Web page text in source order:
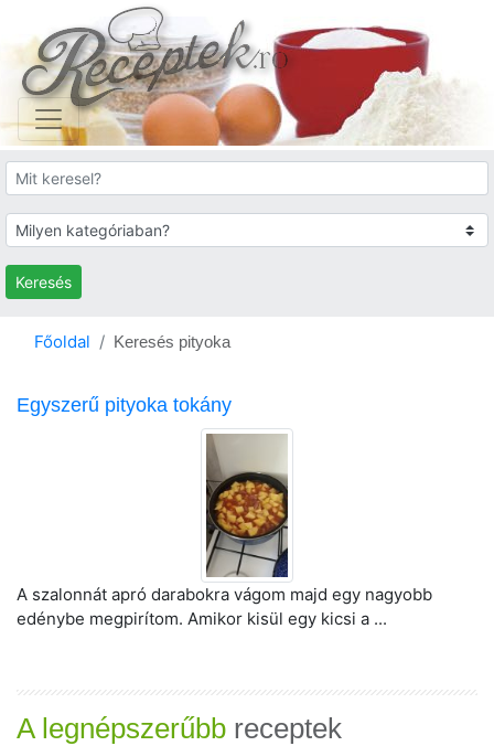
Keresés
Főoldal Keresés pityoka
Egyszerű pityoka tokány
A szalonnát apró darabokra vágom majd egy nagyobb
edénybe megpirítom. Amikor kisül egy kicsi a ...
A legnépszerűbb receptek